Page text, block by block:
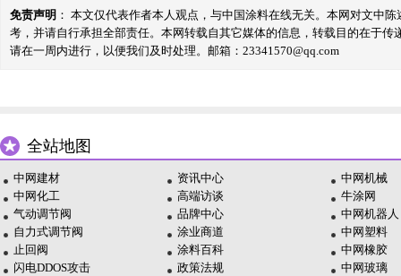
免责声明 ： 本文仅代表作者本人观点，与中国涂料在线无关。本网对文中
考，并请自行承担全部责任。本网转载自其它媒体的信息，转载目的在于
请在一周内进行，以便我们及时处理。邮箱：23341570@qq.com
全站地图
中网建材
中网化工
气动调节阀
自力式调节阀
止回阀
闪电DDOS攻击
资讯中心
高端访谈
品牌中心
涂业商道
涂料百科
政策法规
中网机械
牛涂网
中网机器人
中网塑料
中网橡胶
中网玻璃